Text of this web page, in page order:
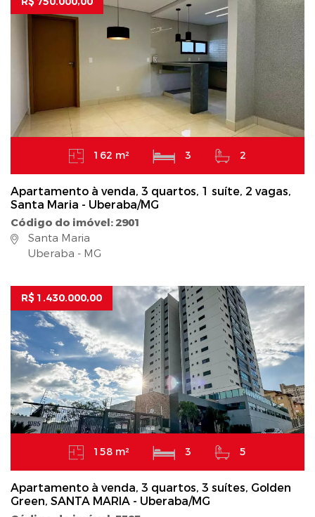
162 m² 3 2
Apartamento à venda, 3 quartos, 1 suíte, 2 vagas,
Santa Maria - Uberaba/MG
Código do imóvel: 2901
Santa Maria
Uberaba - MG
R$ 1.430.000,00
158 m² 3 5
Apartamento à venda, 3 quartos, 3 suítes, Golden
Green, SANTA MARIA - Uberaba/MG